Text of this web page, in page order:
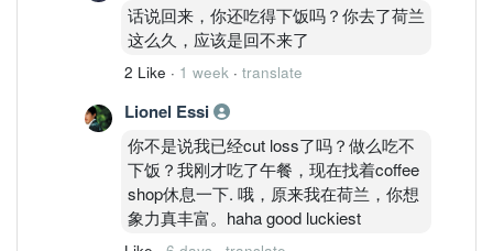
话说回来，你还吃得下饭吗？你去了荷兰
这么久，应该是回不来了
2 Like · 1 week · translate
Lionel Essi
你不是说我已经cut loss了吗？做么吃不
下饭？我刚才吃了午餐，现在找着coffee
shop休息一下. 哦，原来我在荷兰，你想
象力真丰富。haha good luckiest